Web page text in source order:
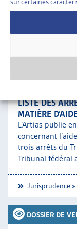
et-un arrêts du
LISTE DES
MATIÈRE
L’Artias publie
concernant
trois arrêts du
Tribunal fédéral
Jurisprudence »
DOSSIER DE